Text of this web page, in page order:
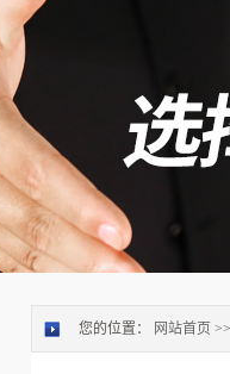
您的位置： 网站首页